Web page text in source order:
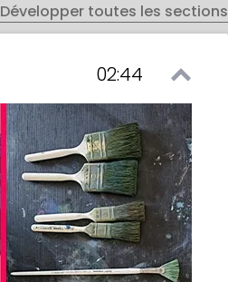
Développer toutes les sections
02:44